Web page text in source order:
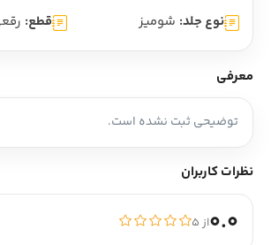
نوع جلد: شومیز قطع:
معرفی
توضیحی ثبت نشده است.
نظرات کاربران
0.0از ۵